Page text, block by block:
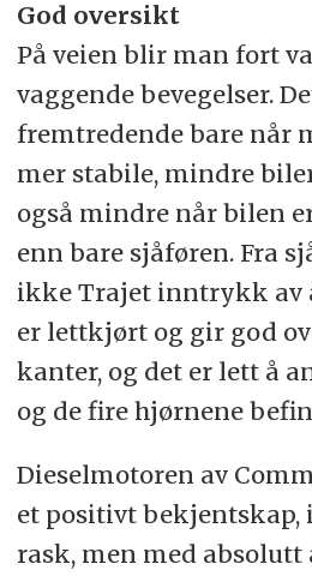
God oversikt
På veien blir man fort
vaggende bevegelser.
fremtredende bare når
mer stabile, mindre
også mindre når bilen
enn bare sjåføren. Fra
ikke Trajet inntrykk av
er lettkjørt og gir god
kanter, og det er lett å
og de fire hjørnene
Dieselmotoren av
et positivt bekjentskap,
rask, men med